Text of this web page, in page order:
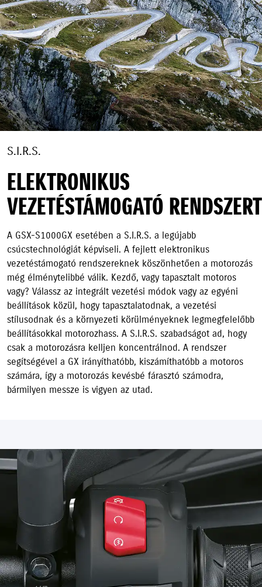
S.I.R.S.
ELEKTRONIKUS
VEZETÉSTÁMOGATÓ RENDSZERT
A GSX-S1000GX esetében a S.I.R.S. a legújabb
csúcstechnológiát képviseli. A fejlett elektronikus
vezetéstámogató rendszereknek köszönhetően a motorozás
még élménytelibbé válik. Kezdő, vagy tapasztalt motoros
vagy? Válassz az integrált vezetési módok vagy az egyéni
beállítások közül, hogy tapasztalatodnak, a vezetési
stílusodnak és a környezeti körülményeknek legmegfelelőbb
beállításokkal motorozhass. A S.I.R.S. szabadságot ad, hogy
csak a motorozásra kelljen koncentrálnod. A rendszer
segítségével a GX irányíthatóbb, kiszámíthatóbb a motoros
számára, így a motorozás kevésbé fárasztó számodra,
bármilyen messze is vigyen az utad.